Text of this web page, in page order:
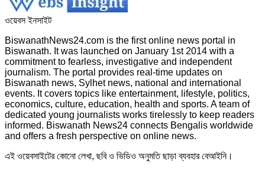
ওয়েবস ইনসাইট
BiswanathNews24.com is the first online news portal in
Biswanath. It was launched on January 1st 2014 with a
commitment to fearless, investigative and independent
journalism. The portal provides real-time updates on
Biswanath news, Sylhet news, national and international
events. It covers topics like entertainment, lifestyle, politics,
economics, culture, education, health and sports. A team of
dedicated young journalists works tirelessly to keep readers
informed. Biswanath News24 connects Bengalis worldwide
and offers a fresh perspective on online news.
এই ওয়েবসাইটের কোনো লেখা, ছবি ও ভিডিও অনুমতি ছাড়া ব্যবহার বেআইনি।